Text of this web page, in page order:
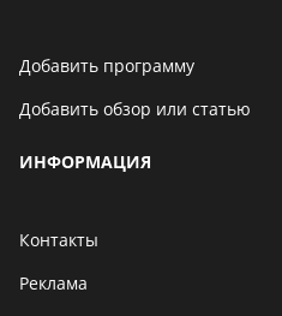
Добавить программу
Добавить обзор или статью
ИНФОРМАЦИЯ
Контакты
Реклама